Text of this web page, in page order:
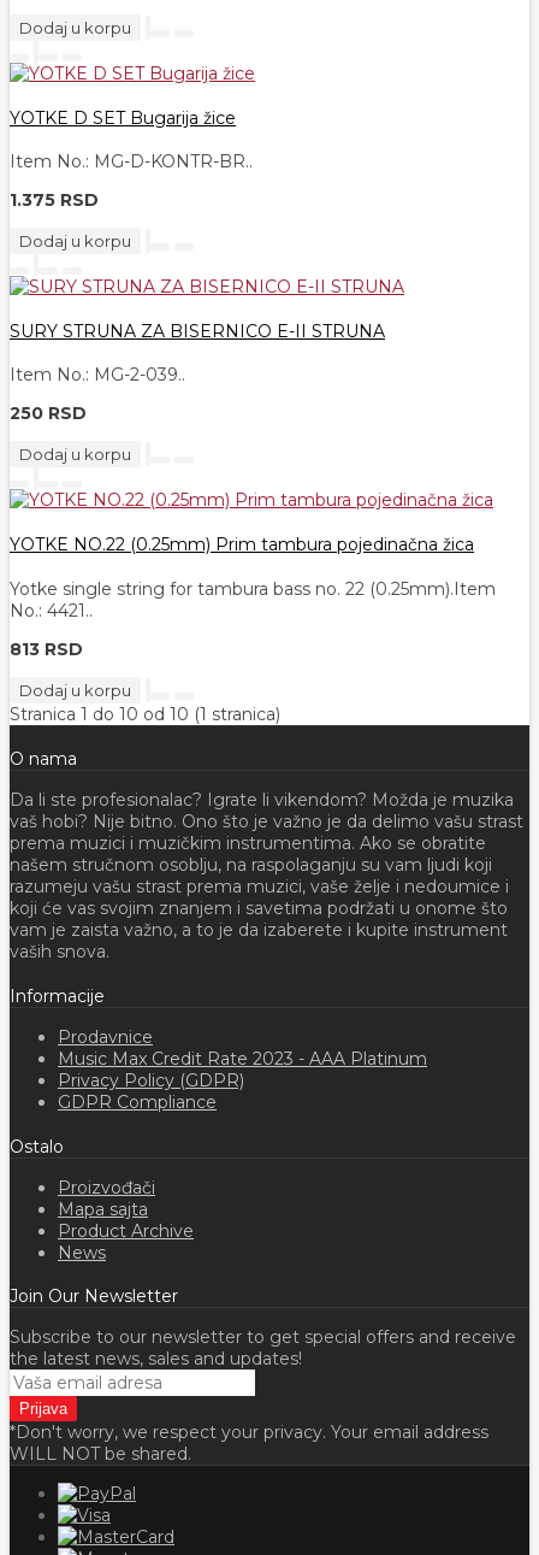
Dodaj u korpu
YOTKE D SET Bugarija žice
Item No.: MG-D-KONTR-BR..
1.375 RSD
Dodaj u korpu
SURY STRUNA ZA BISERNICO E-II STRUNA
Item No.: MG-2-039..
250 RSD
Dodaj u korpu
YOTKE NO.22 (0.25mm) Prim tambura pojedinačna žica
Yotke single string for tambura bass no. 22 (0.25mm).Item
No.: 4421..
813 RSD
Dodaj u korpu
Stranica 1 do 10 od 10 (1 stranica)
O nama
Da li ste profesionalac? Igrate li vikendom? Možda je muzika
vaš hobi? Nije bitno. Ono što je važno je da delimo vašu strast
prema muzici i muzičkim instrumentima. Ako se obratite
našem stručnom osoblju, na raspolaganju su vam ljudi koji
razumeju vašu strast prema muzici, vaše želje i nedoumice i
koji će vas svojim znanjem i savetima podržati u onome što
vam je zaista važno, a to je da izaberete i kupite instrument
vaših snova.
Informacije
Prodavnice
Music Max Credit Rate 2023 - AAA Platinum
Privacy Policy (GDPR)
GDPR Compliance
Ostalo
Proizvođači
Mapa sajta
Product Archive
News
Join Our Newsletter
Subscribe to our newsletter to get special offers and receive
the latest news, sales and updates!
*Don't worry, we respect your privacy. Your email address
WILL NOT be shared.